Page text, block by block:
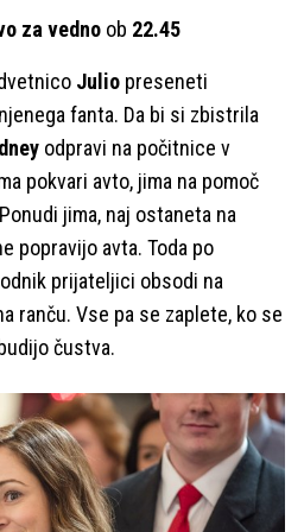
za vedno ob 22.45
Julio preseneti
fanta. Da bi si zbistrila
odpravi na počitnice v
pokvari avto, jima na pomoč
jima, naj ostaneta na
popravijo avta. Toda po
prijateljici obsodi na
ranču. Vse pa se zaplete, ko se
čustva.